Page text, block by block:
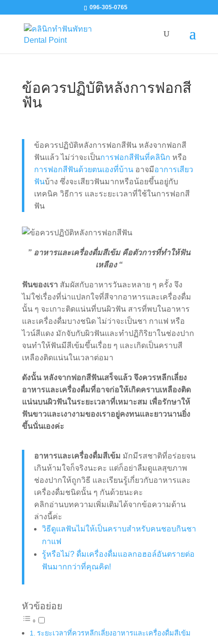
096-305-0765
ข้อควรปฏิบัติหลังการฟอกสี
ฟัน
ข้อควรปฏิบัติหลังการฟอกสีฟัน หลังจากฟอกสี
ฟันแล้ว ไม่ว่าจะเป็นการฟอกสีฟันที่คลินิก หรือ
การฟอกสีฟันด้วยตนเองที่บ้านอาจมีอาการเสียว
ฟันบ้าง ซึ่งจะเสียวฟันมากหรือน้อยขึ้นอยู่กับ
เทคนิค วิธีการ และระยะเวลาที่ใช้ในการฟอกสี
ฟัน
” อาหารและเครื่องดื่มสีเข้ม คือตัวการที่ทำให้ฟัน
เหลือง “
ฟันของเรา สัมผัสกับอาหารวันละหลาย ๆ ครั้ง จึง
ไม่ใช่เรื่องที่น่าแปลกใจที่สีจากอาหารและเครื่องดื่ม
นั้น ๆ จะเกาะติดแน่นที่บนผิวฟัน สารที่พบในอาหาร
และเครื่องดื่มบางชนิด ไม่ว่าจะเป็นชา กาแฟ หรือ
ไวน์สีแดง มักจับกับผิวฟันและทำปฏิกิริยาในช่องปาก
จนทำให้ฟันมีสีเข้มขึ้นเรื่อย ๆ และเกิดเป็นคราบสี
เหลืองติดแน่นในเวลาต่อมา
ดังนั้น หลังจากฟอกสีฟันเสร็จแล้ว จึงควรหลีกเลี่ยง
อาหารและเครื่องดื่มที่อาจก่อให้เกิดคราบเหลืองติด
แน่นบนผิวฟันในระยะเวลาที่เหมาะสม เพื่อรักษาให้
ฟันขาวและเงางามของเราอยู่คงทนและยาวนานยิ่ง
ขึ้นนั่นเองค่ะ
อาหารและเครื่องดื่มสีเข้ม มักมีรสชาติที่อร่อยจน
เกินห้ามใจก็จริงนะคะ แต่ก็อย่าลืมดูแลสุขภาพ
ช่องปากให้ถูกวิธี และเรียนรู้เกี่ยวกับอาหารและ
เครื่องดื่มชนิดนั้น ๆ กันด้วยนะคะ
คลิกอ่านบทความเพิ่มเติมได้จากข้อความด้าน
ล่างนี้ค่ะ
วิธีดูแลฟันไม่ให้เป็นคราบสำหรับคนชอบกินชา
กาแฟ
รู้หรือไม่? ดื่มเครื่องดื่มแอลกอฮอล์อันตรายต่อ
ฟันมากกว่าที่คุณคิด!
หัวข้อย่อย
ระยะเวลาที่ควรหลีกเลี่ยงอาหารและเครื่องดื่มสีเข้ม